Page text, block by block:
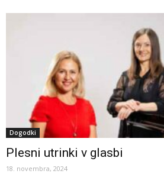
Dogodki
Plesni utrinki v glasbi
18. novembra, 2024